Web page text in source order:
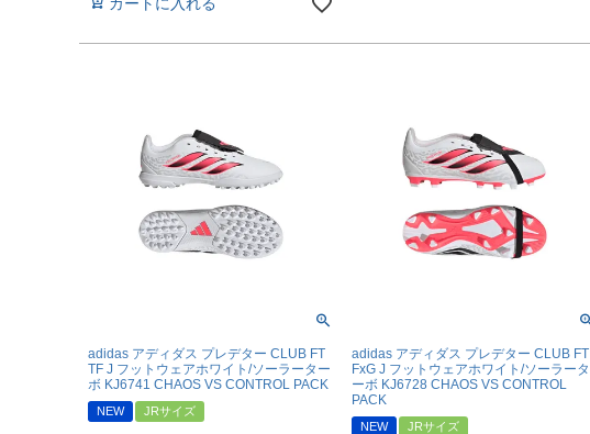
シューレース
インソール
サポーター|プロテクター
レフェリーアイテム
キャップ|ビーニー|ハット
ウォームアイテム
タオル
その他
adidas アディダス プレデター CLUB FT
TF J フットウェアホワイト/ソーラーター
ボ KJ6741 CHAOS VS CONTROL PACK
NEW JRサイズ
adidas アディダス プレデター CLUB FT
FxG J フットウェアホワイト/ソーラータ
ーボ KJ6728 CHAOS VS CONTROL
PACK
NEW JRサイズ